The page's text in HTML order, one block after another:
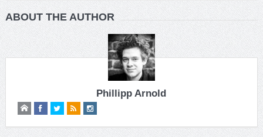
ABOUT THE AUTHOR
Phillipp Arnold